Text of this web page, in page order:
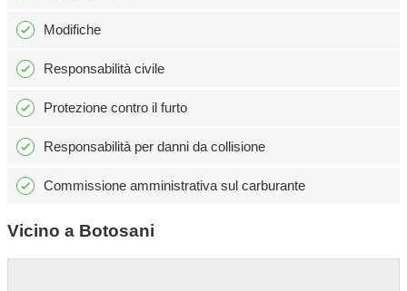
Modifiche
Responsabilità civile
Protezione contro il furto
Responsabilità per danni da collisione
Commissione amministrativa sul carburante
Vicino a Botosani